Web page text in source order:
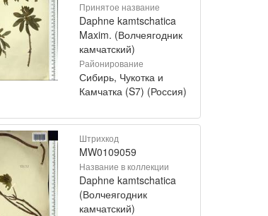
Принятое название
Daphne kamtschatica
Maxim. (Волчеягодник
камчатский)
Районирование
Сибирь, Чукотка и
Камчатка (S7) (Россия)
Штрихкод
MW0109059
Название в коллекции
Daphne kamtschatica
(Волчеягодник
камчатский)